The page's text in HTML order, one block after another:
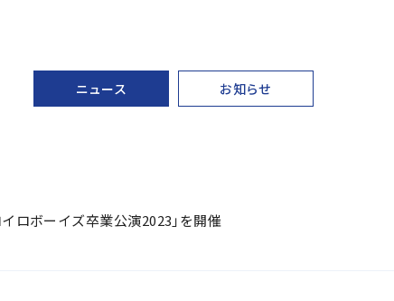
ニュース お知らせ
イロボーイズ卒業公演2023」を開催